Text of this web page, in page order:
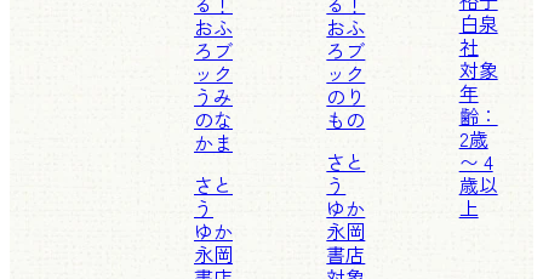
おふ
ろブ
ック
うみ
のな
かま
さと
う
ゆか
永岡
おふ
ろブ
ック
のり
もの
さと
う
ゆか
永岡
書店
白泉
社
対象
年
齢：
2歳
〜 4
歳以
上